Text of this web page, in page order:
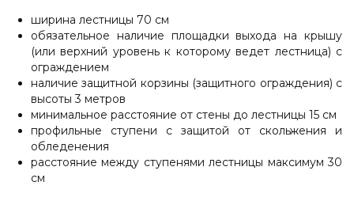
ширина лестницы 70 см
обязательное наличие площадки выхода на крышу
(или верхний уровень к которому ведет лестница) с
ограждением
наличие защитной корзины (защитного ограждения) с
высоты 3 метров
минимальное расстояние от стены до лестницы 15 см
профильные ступени с защитой от скольжения и
обледенения
расстояние между ступенями лестницы максимум 30
см